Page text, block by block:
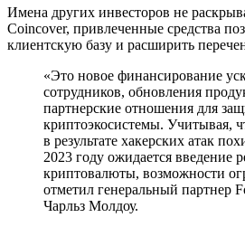
Имена других инвесторов не
Coincover, привлеченные средства
клиентскую базу и расширить
«Это новое финансирование
сотрудников, обновления
партнерские отношения для
криптоэкосистемы. Учитывая,
в результате хакерских атак
2023 году ожидается введение
криптовалюты, возможности
отметил генеральный партнер
Чарльз Молдоу.